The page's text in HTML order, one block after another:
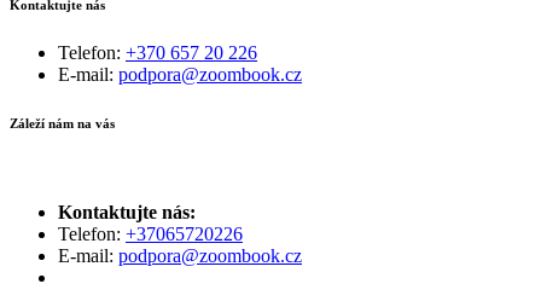
Kontaktujte nás
Telefon: +370 657 20 226
E-mail: podpora@zoombook.cz
Záleží nám na vás
Kontaktujte nás:
Telefon: +37065720226
E-mail: podpora@zoombook.cz